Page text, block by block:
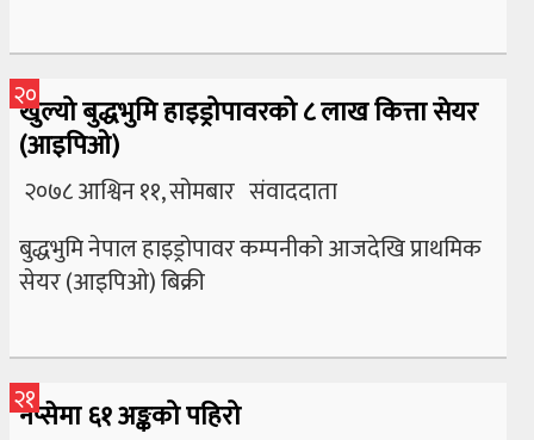
२०
खुल्यो बुद्धभुमि हाइड्रोपावरको ८ लाख कित्ता सेयर
(आइपिओ)
२०७८ आश्विन ११, सोमबार संवाददाता
बुद्धभुमि नेपाल हाइड्रोपावर कम्पनीको आजदेखि प्राथमिक
सेयर (आइपिओ) बिक्री
२१
नेप्सेमा ६१ अङ्कको पहिरो